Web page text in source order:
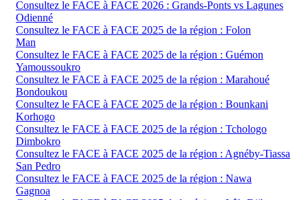
Consultez le FACE à FACE 2026 : Grands-Ponts vs Lagunes
Odienné
Consultez le FACE à FACE 2025 de la région : Folon
Man
Consultez le FACE à FACE 2025 de la région : Guémon
Yamoussoukro
Consultez le FACE à FACE 2025 de la région : Marahoué
Bondoukou
Consultez le FACE à FACE 2025 de la région : Bounkani
Korhogo
Consultez le FACE à FACE 2025 de la région : Tchologo
Dimbokro
Consultez le FACE à FACE 2025 de la région : Agnéby-Tiassa
San Pedro
Consultez le FACE à FACE 2025 de la région : Nawa
Gagnoa